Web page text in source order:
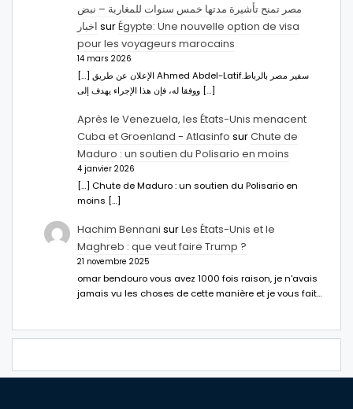
مصر تمنح تأشيرة مدتها خمس سنوات للمغاربة – نبض
اخبار surÉgypte: Une nouvelle option de visa
pour les voyageurs marocains
14 mars 2026
[…] الإعلان عن طريق Ahmed Abdel-Latifسفير مصر بالرباط.
ووفقا له، فإن هذا الإجراء يهدف إلى […]
Après le Venezuela, les États-Unis menacent
Cuba et Groenland - Atlasinfo surChute de
Maduro : un soutien du Polisario en moins
4 janvier 2026
[…] Chute de Maduro : un soutien du Polisario en
moins […]
Hachim Bennani surLes États-Unis et le
Maghreb : que veut faire Trump ?
21 novembre 2025
omar bendouro vous avez 1000 fois raison, je n'avais
jamais vu les choses de cette manière et je vous fait…